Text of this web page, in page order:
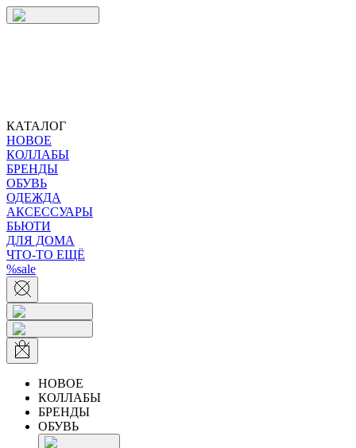
КАТАЛОГ
НОВОЕ
КОЛЛАБЫ
БРЕНДЫ
ОБУВЬ
ОДЕЖДА
АКСЕССУАРЫ
БЬЮТИ
ДЛЯ ДОМА
ЧТО-ТО ЕЩЁ
%sale
НОВОЕ
КОЛЛАБЫ
БРЕНДЫ
ОБУВЬ